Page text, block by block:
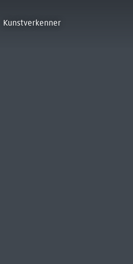
Kunstverkenner